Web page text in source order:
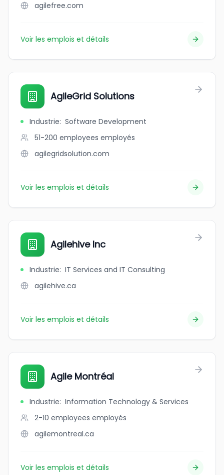
agilefree.com
Voir les emplois et détails
AgileGrid Solutions
Industrie: Software Development
51-200 employees employés
agilegridsolution.com
Voir les emplois et détails
Agilehive Inc
Industrie: IT Services and IT Consulting
agilehive.ca
Voir les emplois et détails
Agile Montréal
Industrie: Information Technology & Services
2-10 employees employés
agilemontreal.ca
Voir les emplois et détails